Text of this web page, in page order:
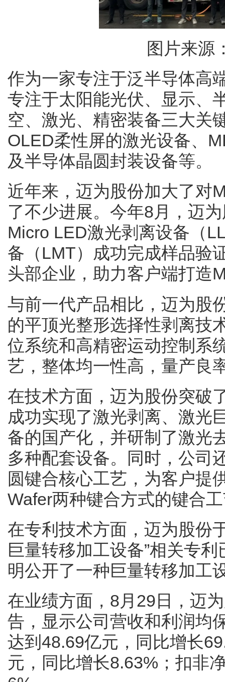
图片来源
作为一家专注于泛半导体高
专注于太阳能光伏、显示、
空、激光、精密装备三大关
OLED柔性屏的激光设备、
及半导体晶圆封装设备等。
近年来，迈为股份加大了对
了不少进展。今年8月，迈
Micro LED激光剥离设备（
备（LMT）成功完成样品验
头部企业，助力客户端打造
与前一代产品相比，迈为股
的平顶光整形选择性剥离技
位系统和高精密运动控制系
艺，整体均一性高，量产良
在技术方面，迈为股份突破
成功实现了激光剥离、激光
备的国产化，并研制了激光
多种配套设备。同时，公司
圆键合核心工艺，为客户提
Wafer两种键合方式的键合
在专利技术方面，迈为股份
巨量转移加工设备”相关专
明公开了一种巨量转移加工
在业绩方面，8月29日，迈
告，显示公司营收和利润均
达到48.69亿元，同比增长
元，同比增长8.63%；扣非